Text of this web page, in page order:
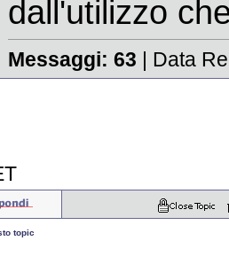
dall'utilizzo
Messaggi: 63 | Data
topic